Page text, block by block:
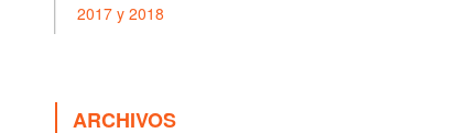
2017 y 2018
ARCHIVOS